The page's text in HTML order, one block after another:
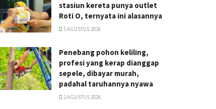
stasiun kereta punya outlet
Roti O, ternyata ini alasannya
5 AGUSTUS 2026
Penebang pohon keliling,
profesi yang kerap dianggap
sepele, dibayar murah,
padahal taruhannya nyawa
2 AGUSTUS 2026